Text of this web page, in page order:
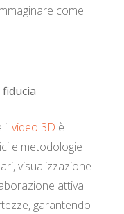
come
il video 3D è
e metodologie
visualizzazione
attiva
garantendo